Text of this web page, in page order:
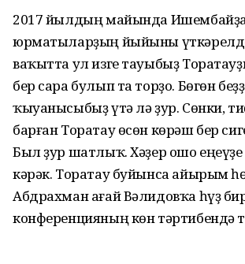
2017 йылдың майында
юрматыларҙың йыйыны
ваҡытта ул изге тауыбыҙ
бер сара булып та торҙо. Бөгөн
ҡыуанысыбыҙ үтә лә ҙур. Сөнки,
барған Торатау өсөн көрәш бер
Был ҙур шатлыҡ. Хәҙер ошо
кәрәк. Торатау буйынса айырым
Абдрахман ағай Вәлидовҡа һүҙ
конференцияның көн тәртибендә